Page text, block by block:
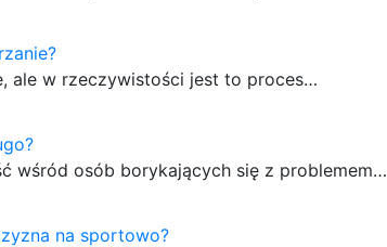
ale w rzeczywistości jest to proces…
wśród osób borykających się z problemem…
na sportowo?